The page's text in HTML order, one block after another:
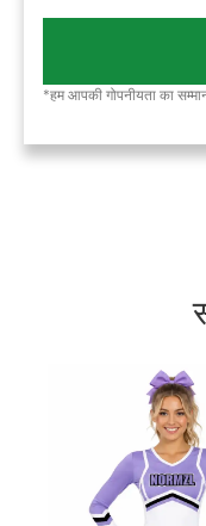
*हम आपकी गोपनीयता का